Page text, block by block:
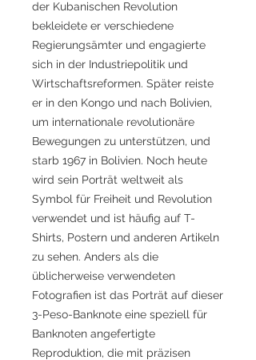
der Kubanischen Revolution
bekleidete er verschiedene
Regierungsämter und engagierte
sich in der Industriepolitik und
Wirtschaftsreformen. Später reiste
er in den Kongo und nach Bolivien,
um internationale revolutionäre
Bewegungen zu unterstützen, und
starb 1967 in Bolivien. Noch heute
wird sein Porträt weltweit als
Symbol für Freiheit und Revolution
verwendet und ist häufig auf T-
Shirts, Postern und anderen Artikeln
zu sehen. Anders als die
üblicherweise verwendeten
Fotografien ist das Porträt auf dieser
3-Peso-Banknote eine speziell für
Banknoten angefertigte
Reproduktion, die mit präzisen